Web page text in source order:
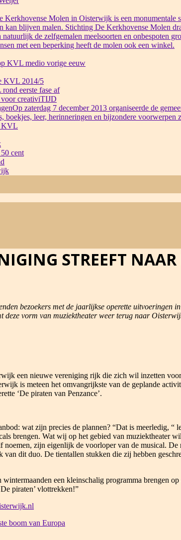
Kerkhovense Molen in Oisterwijk is een monumentale
kan blijven malen. Stichting De Kerkhovense Molen
natuurlijk de zelfgemalen meelsoorten en onbespoten
met een beperking heeft de molen ook een winkel.
KVL medio vorige eeuw
KVL 2014/5
eerste fase af
voor creativiTIJD
Op zaterdag 7 december 2013 organiseerde de
boekjes, leer, herinneringen en bijzondere
KVL
cent
STREEFT NAAR
bezoekers met de jaarlijkse operette
vorm van muziektheater weer terug naar
een nieuwe vereniging rijk die zich wil inzetten
is meteen het omvangrijkste van de geplande
‘De piraten van Penzance’.
wat zijn precies de plannen? “Dat is meerledig,
brengen. Wat wij op het gebied van muziektheater
zijn eigenlijk de voorloper van de musical.
van dit duo. De tientallen stukken die zij hebben
wintermaanden een kleinschalig programma brengen
piraten’ vlottrekken!”
boom van Europa